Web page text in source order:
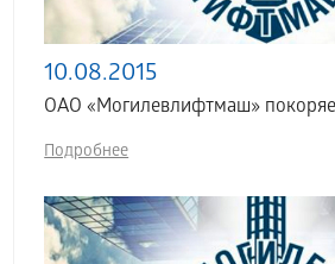
10.08.2015
ОАО «Могилевлифтмаш»
Подробнее